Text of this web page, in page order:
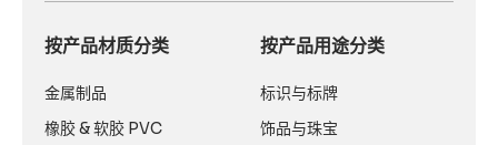
按产品材质分类
金属制品
橡胶 & 软胶 PVC
按产品用途分类
标识与标牌
饰品与珠宝